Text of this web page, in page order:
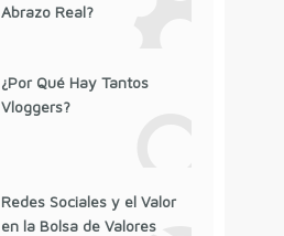
Abrazo Real?
¿Por Qué Hay Tantos
Vloggers?
Redes Sociales y el Valor
en la Bolsa de Valores